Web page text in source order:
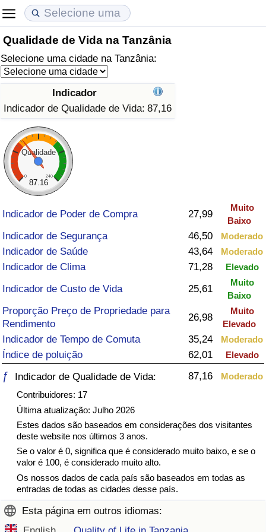
Qualidade de Vida na Tanzânia
Selecione uma cidade na Tanzânia:
Indicador
Indicador de Qualidade de Vida: 87,16
Qualidade
0 240
87.16
Indicador de Poder de Compra 27,99
Muito
Baixo
Indicador de Segurança 46,50 Moderado
Indicador de Saúde 43,64 Moderado
Indicador de Clima 71,28 Elevado
Indicador de Custo de Vida 25,61
Muito
Baixo
Proporção Preço de Propriedade para
Rendimento
26,98
Muito
Elevado
Indicador de Tempo de Comuta 35,24 Moderado
Índice de poluição 62,01 Elevado
ƒ Indicador de Qualidade de Vida: 87,16
Moderado
Contribuidores: 17
Última atualização: Julho 2026
Estes dados são baseados em considerações dos visitantes
deste website nos últimos 3 anos.
Se o valor é 0, significa que é considerado muito baixo, e se o
valor é 100, é considerado muito alto.
Os nossos dados de cada país são baseados em todas as
entradas de todas as cidades desse país.
Esta página em outros idiomas:
Custo de Vida
Indicador de Custo de Vida (Atual)
Indicador de Custo de Vida
Indicador de Custo de Vida Por País
em Aqaba
Preços de Imóveis
Indicador de Preços de Imóveis (Atual)
Indicador de Preços de Imóveis
Indicador de Preços de Imóveis por País
Qualidade de Vida
Indicador de Qualidade de Vida
Indicador de Qualidade de Vida (Atual)
Índice de qualidade de vida por país
Crime
Taxa do Indicador de Crime (Atual)
Índice de criminalidade por país
Saúde
Indicador de Saúde (Atual)
Indicador de Saúde
Indicador de Saúde por País
Poluição
Indicador de Poluição (Atual)
Índice de poluição
Indicador de Poluição por País
Trânsito